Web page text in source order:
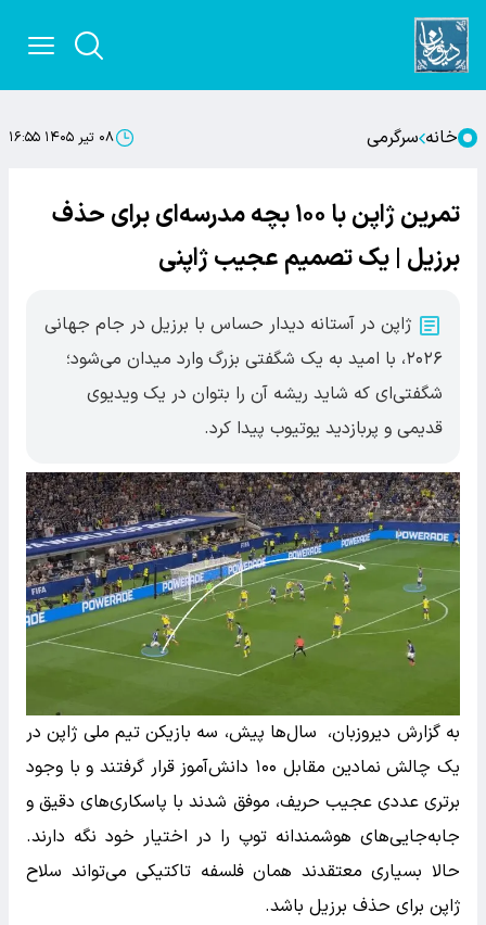
خانه سرگرمی ۰۸ تیر ۱۴۰۵ ۱۶:۵۵
تمرین ژاپن با ۱۰۰ بچه مدرسه‌ای برای حذف
برزیل | یک تصمیم عجیب ژاپنی
ژاپن در آستانه دیدار حساس با برزیل در جام جهانی
۲۰۲۶، با امید به یک شگفتی بزرگ وارد میدان می‌شود؛
شگفتی‌ای که شاید ریشه آن را بتوان در یک ویدیوی
قدیمی و پربازدید یوتیوب پیدا کرد.
به گزارش دیروزبان، سال‌ها پیش، سه بازیکن تیم ملی ژاپن در
یک چالش نمادین مقابل ۱۰۰ دانش‌آموز قرار گرفتند و با وجود
برتری عددی عجیب حریف، موفق شدند با پاسکاری‌های دقیق و
جابه‌جایی‌های هوشمندانه توپ را در اختیار خود نگه دارند.
حالا بسیاری معتقدند همان فلسفه تاکتیکی می‌تواند سلاح
ژاپن برای حذف برزیل باشد.